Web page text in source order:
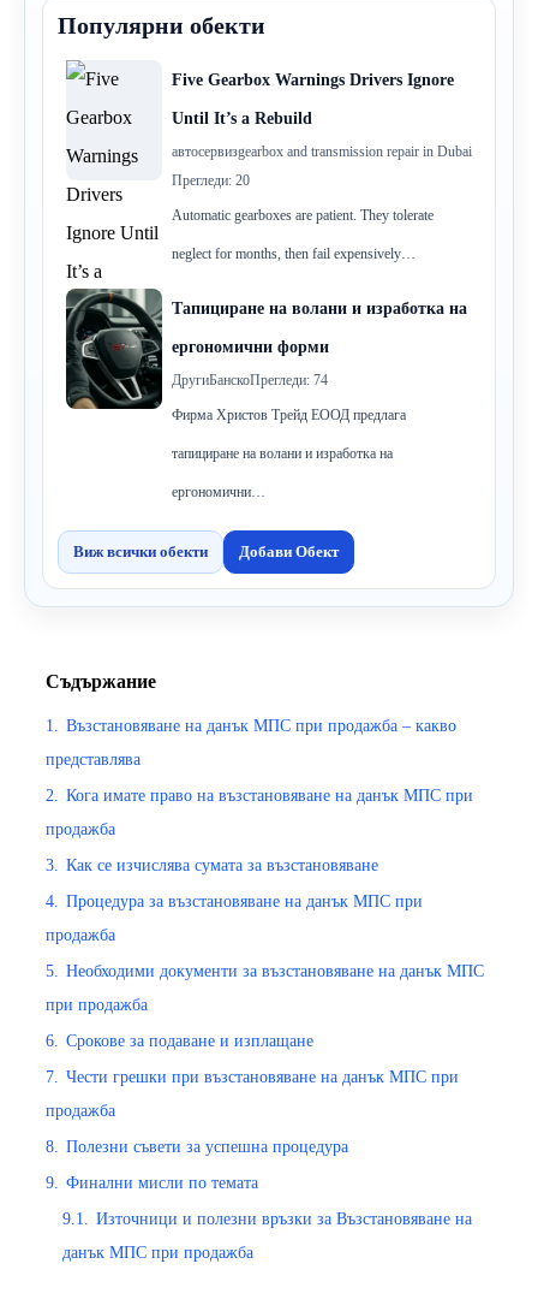
Популярни обекти
Five Gearbox Warnings Drivers Ignore
Until It’s a Rebuild
автосервизgearbox and transmission repair in Dubai
Прегледи: 20
Automatic gearboxes are patient. They tolerate
neglect for months, then fail expensively…
Тапициране на волани и изработка на
ергономични форми
ДругиБанскоПрегледи: 74
Фирма Христов Трейд ЕООД предлага
тапициране на волани и изработка на
ергономични…
Виж всички обекти Добави Обект
Съдържание
1.
Възстановяване на данък МПС при продажба – какво
представлява
2.
Кога имате право на възстановяване на данък МПС при
продажба
3.
Как се изчислява сумата за възстановяване
4.
Процедура за възстановяване на данък МПС при
продажба
5.
Необходими документи за възстановяване на данък МПС
при продажба
6.
Срокове за подаване и изплащане
7.
Чести грешки при възстановяване на данък МПС при
продажба
8.
Полезни съвети за успешна процедура
9.
Финални мисли по темата
9.1.
Източници и полезни връзки за Възстановяване на
данък МПС при продажба